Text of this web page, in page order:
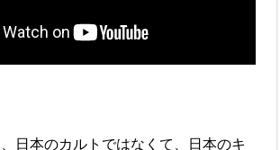
、日本のカルトではなくて、日本のキ